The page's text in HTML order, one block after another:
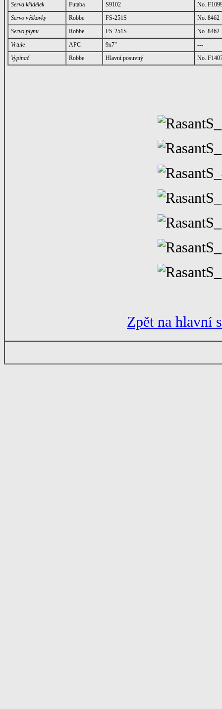
Serva křidélek
Futaba S9102
No.
Servo výškovky
Robbe FS-251S
No. 8462
Servo plynu
Robbe FS-251S
No. 8462
Vrtule
APC 9x7"
---
Vypínač
Robbe Hlavní posuvný No.
Zpět na hlavní